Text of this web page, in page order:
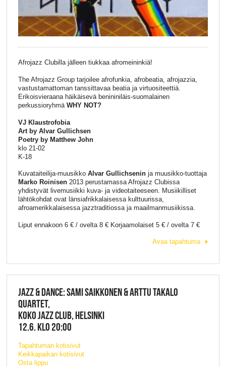
Afrojazz Clubilla jälleen tiukkaa afromeininkiä!
The Afrojazz Group tarjoilee afrofunkia, afrobeatia, afrojazzia,
vastustamattoman tanssittavaa beatia ja virtuositeettiä.
Erikoisvieraana häikäisevä benininiläis-suomalainen
perkussioryhmä WHY NOT?
VJ Klaustrofobia
Art by Alvar Gullichsen
Poetry by Matthew John
klo 21-02
K-18
Kuvataiteilija-muusikko Alvar Gullichseninja muusikko-tuottaja
Marko Roinisen2013 perustamassa Afrojazz Clubissa
yhdistyvät livemusiikki kuva- ja videotaiteeseen. Musiikilliset
lähtökohdat ovat länsiafrikkalaisessa kulttuurissa,
afroamerikkalaisessa jazztraditiossa ja maailmanmusiikissa.
Liput ennakoon 6 € / ovelta 8 € Korjaamolaiset 5 € / ovelta 7 €
Avaa tapahtuma
JAZZ & DANCE: SAMI SAIKKONEN & ARTTU TAKALO
QUARTET,
KOKO JAZZ CLUB, HELSINKI
12.6. KLO 20:00
Tapahtuman kotisivut
Keikkapaikan kotisivut
Osta lippu